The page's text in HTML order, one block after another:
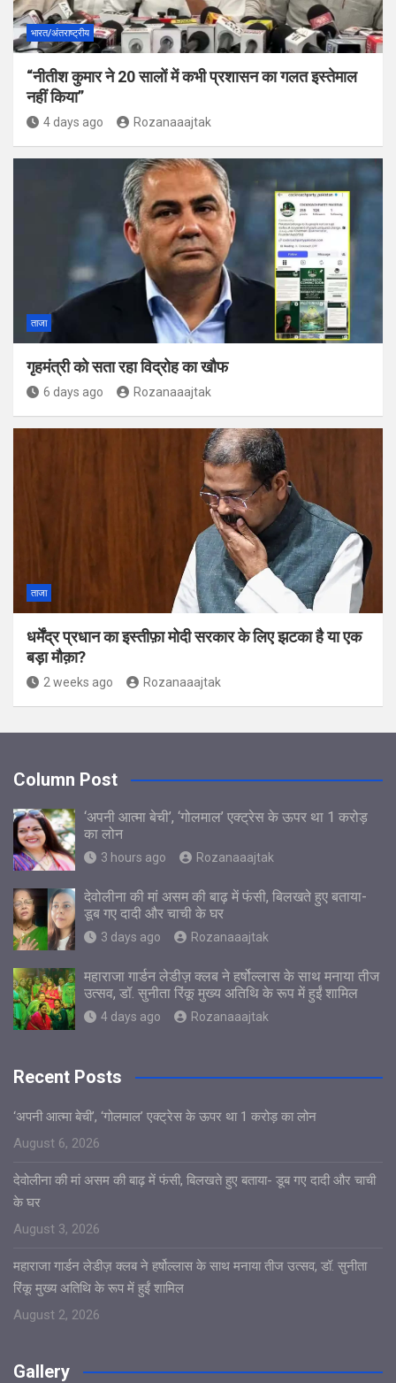
भारत/अंतराष्ट्रीय
“नीतीश कुमार ने 20 सालों में कभी प्रशासन का गलत इस्तेमाल
नहीं किया”
4 days ago Rozanaaajtak
ताजा
गृहमंत्री को सता रहा विद्रोह का खौफ
6 days ago Rozanaaajtak
ताजा
धर्मेंद्र प्रधान का इस्तीफ़ा मोदी सरकार के लिए झटका है या एक
बड़ा मौक़ा?
2 weeks ago Rozanaaajtak
Column Post
‘अपनी आत्मा बेची’, ‘गोलमाल’ एक्ट्रेस के ऊपर था 1 करोड़
का लोन
3 hours ago Rozanaaajtak
देवोलीना की मां असम की बाढ़ में फंसी, बिलखते हुए बताया-
डूब गए दादी और चाची के घर
3 days ago Rozanaaajtak
महाराजा गार्डन लेडीज़ क्लब ने हर्षोल्लास के साथ मनाया तीज
उत्सव, डॉ. सुनीता रिंकू मुख्य अतिथि के रूप में हुईं शामिल
4 days ago Rozanaaajtak
Recent Posts
‘अपनी आत्मा बेची’, ‘गोलमाल’ एक्ट्रेस के ऊपर था 1 करोड़ का लोन
August 6, 2026
देवोलीना की मां असम की बाढ़ में फंसी, बिलखते हुए बताया- डूब गए दादी और चाची
के घर
August 3, 2026
महाराजा गार्डन लेडीज़ क्लब ने हर्षोल्लास के साथ मनाया तीज उत्सव, डॉ. सुनीता
रिंकू मुख्य अतिथि के रूप में हुईं शामिल
August 2, 2026
Gallery